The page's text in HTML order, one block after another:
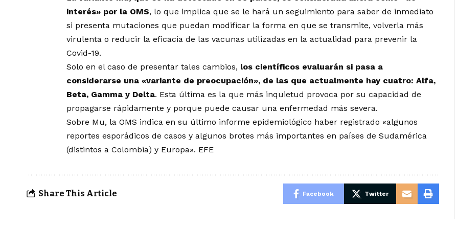
interés» por la OMS, lo que implica que se le hará un seguimiento para saber de inmediato
si presenta mutaciones que puedan modificar la forma en que se transmite, volverla más
virulenta o reducir la eficacia de las vacunas utilizadas en la actualidad para prevenir la
Covid-19.
Solo en el caso de presentar tales cambios, los científicos evaluarán si pasa a
considerarse una «variante de preocupación», de las que actualmente hay cuatro: Alfa,
Beta, Gamma y Delta. Esta última es la que más inquietud provoca por su capacidad de
propagarse rápidamente y porque puede causar una enfermedad más severa.
Sobre Mu, la OMS indica en su último informe epidemiológico haber registrado «algunos
reportes esporádicos de casos y algunos brotes más importantes en países de Sudamérica
(distintos a Colombia) y Europa». EFE
Share This Article Facebook Twitter